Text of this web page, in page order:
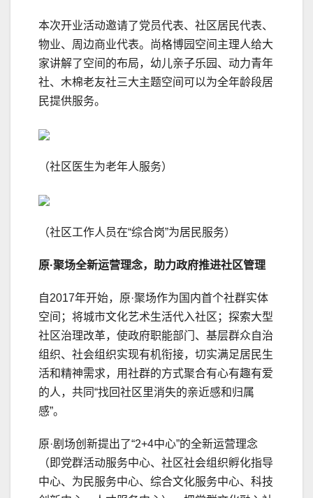
本次开业活动邀请了党员代表、社区居民代表、
物业、周边商业代表。尚格博园空间主理人给大
家讲解了空间的布局，幼儿亲子乐园、动力青年
社、木棉老友社三大主题空间可以为全年龄段居
民提供服务。
（社区医生为老年人服务）
（社区工作人员在“综合岗”为居民服务）
原·聚场全新运营理念， 助力政府推进社区管理
自2017年开始，原·聚场作为国内首个社群实体
空间；将城市文化艺术生活代入社区；探索大型
社区治理改革，使政府职能部门、基层群众自治
组织、社会组织实现有机衔接，切实满足居民生
活和精神需求，用社群的方式聚合有心有趣有爱
的人，共同“找回社区里消失的亲近感和归属
感”。
原·剧场创新提出了“2+4中心”的全新运营理念
（即党群活动服务中心、社区社会组织孵化指导
中心、为民服务中心、综合文化服务中心、科技